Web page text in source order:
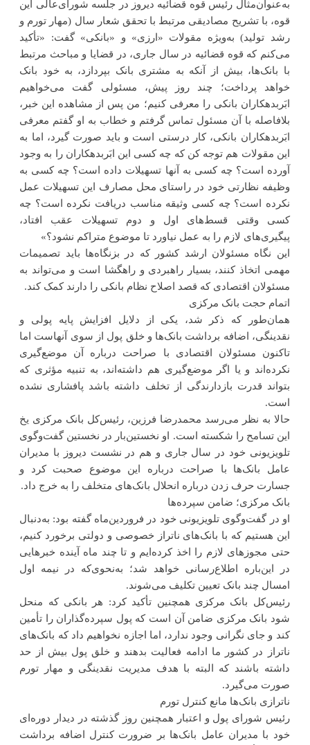
به‌عنوان‌مثال رئیس قوه قضائیه دیروز در جلسه شورای‌عالی این
قوه، با تشریح مصادیقی مرتبط با تحقق شعار سال (مهار تورم و
رشد تولید) به‌ویژه مقولات «ارزی» و «بانکی» گفت: «تأکید
می‌کنم که قوه قضائیه در سال جاری، در قضایا و مباحث مرتبط
با بانک‌ها، بیش از آنکه به مشتری بانک بپردازد، به خود بانک
خواهد پرداخت؛ چند روز پیش، مسئولی گفت می‌خواهیم
ابَربدهکاران بانکی را معرفی کنیم؛ من پس از مشاهده این خبر،
بلافاصله با آن مسئول تماس گرفتم و خطاب به او گفتم معرفی
ابَربدهکاران بانکی، کار درستی است و باید صورت گیرد، اما به
این مقولات هم توجه کن که چه کسی این ابَربدهکاران را به وجود
آورده است؟ چه کسی به آنها تسهیلات داده است؟ چه کسی به
وظیفه نظارتی خود در راستای محل مصارف این تسهیلات عمل
نکرده است؟ چه کسی وثیقه مناسب دریافت نکرده است؟ چه
کسی وقتی قسط‌های اول و دوم تسهیلات عقب افتاد،
پیگیری‌های لازم را به عمل نیاورد تا موضوع متراکم نشود؟»
این نگاه مسئولان ارشد کشور که در بزنگاه‌ها باید تصمیمات
مهمی اتخاذ کنند، بسیار راهبردی و راهگشا است و می‌تواند به
مسئولان اقتصادی که قصد اصلاح نظام بانکی را دارند کمک کند.
اتمام حجت بانک مرکزی
همان‌طور که ذکر شد، یکی از دلایل افزایش پایه پولی و
نقدینگی، اضافه برداشت بانک‌ها و خلق پول از سوی آنهاست اما
تاکنون مسئولان اقتصادی با صراحت درباره آن موضع‌گیری
نکرده‌اند و یا اگر موضع‌گیری هم داشته‌اند، به تنبیه مؤثری که
بتواند قدرت بازدارندگی از تخلف داشته باشد پافشاری نشده
است.
حالا به نظر می‌رسد محمدرضا فرزین، رئیس‌کل بانک مرکزی یخ
این تسامح را شکسته است. او نخستین‌بار در نخستین گفت‌وگوی
تلویزیونی خود در سال جاری و هم در نشست دیروز با مدیران
عامل بانک‌ها با صراحت درباره این موضوع صحبت کرد و
جسارت حرف زدن درباره انحلال بانک‌های متخلف را به خرج داد.
بانک مرکزی؛ ضامن سپرده‌ها
او در گفت‌وگوی تلویزیونی خود در فروردین‌ماه گفته بود: به‌دنبال
این هستیم که با بانک‌های ناتراز خصوصی و دولتی برخورد کنیم،
حتی مجوزهای لازم را اخذ کرده‌ایم و تا چند ماه آینده خبرهایی
در این‌باره اطلاع‌رسانی خواهد شد؛ به‌نحوی‌که در نیمه اول
امسال چند بانک تعیین تکلیف می‌شوند.
رئیس‌کل بانک مرکزی همچنین تأکید کرد: هر بانکی که منحل
شود بانک مرکزی ضامن آن است که پول سپرده‌گذاران را تأمین
کند و جای نگرانی وجود ندارد، اما اجازه نخواهیم داد که بانک‌های
ناتراز در کشور ما ادامه فعالیت بدهند و خلق پول بیش از حد
داشته باشند که البته با هدف مدیریت نقدینگی و مهار تورم
صورت می‌گیرد.
ناترازی بانک‌ها مانع کنترل تورم
رئیس شورای پول و اعتبار همچنین روز گذشته در دیدار دوره‌ای
خود با مدیران عامل بانک‌ها بر ضرورت کنترل اضافه برداشت